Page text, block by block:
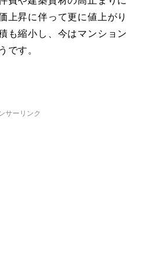
上昇に伴って更に値上がり
も縮小し、今はマンション
です。
サーリンク